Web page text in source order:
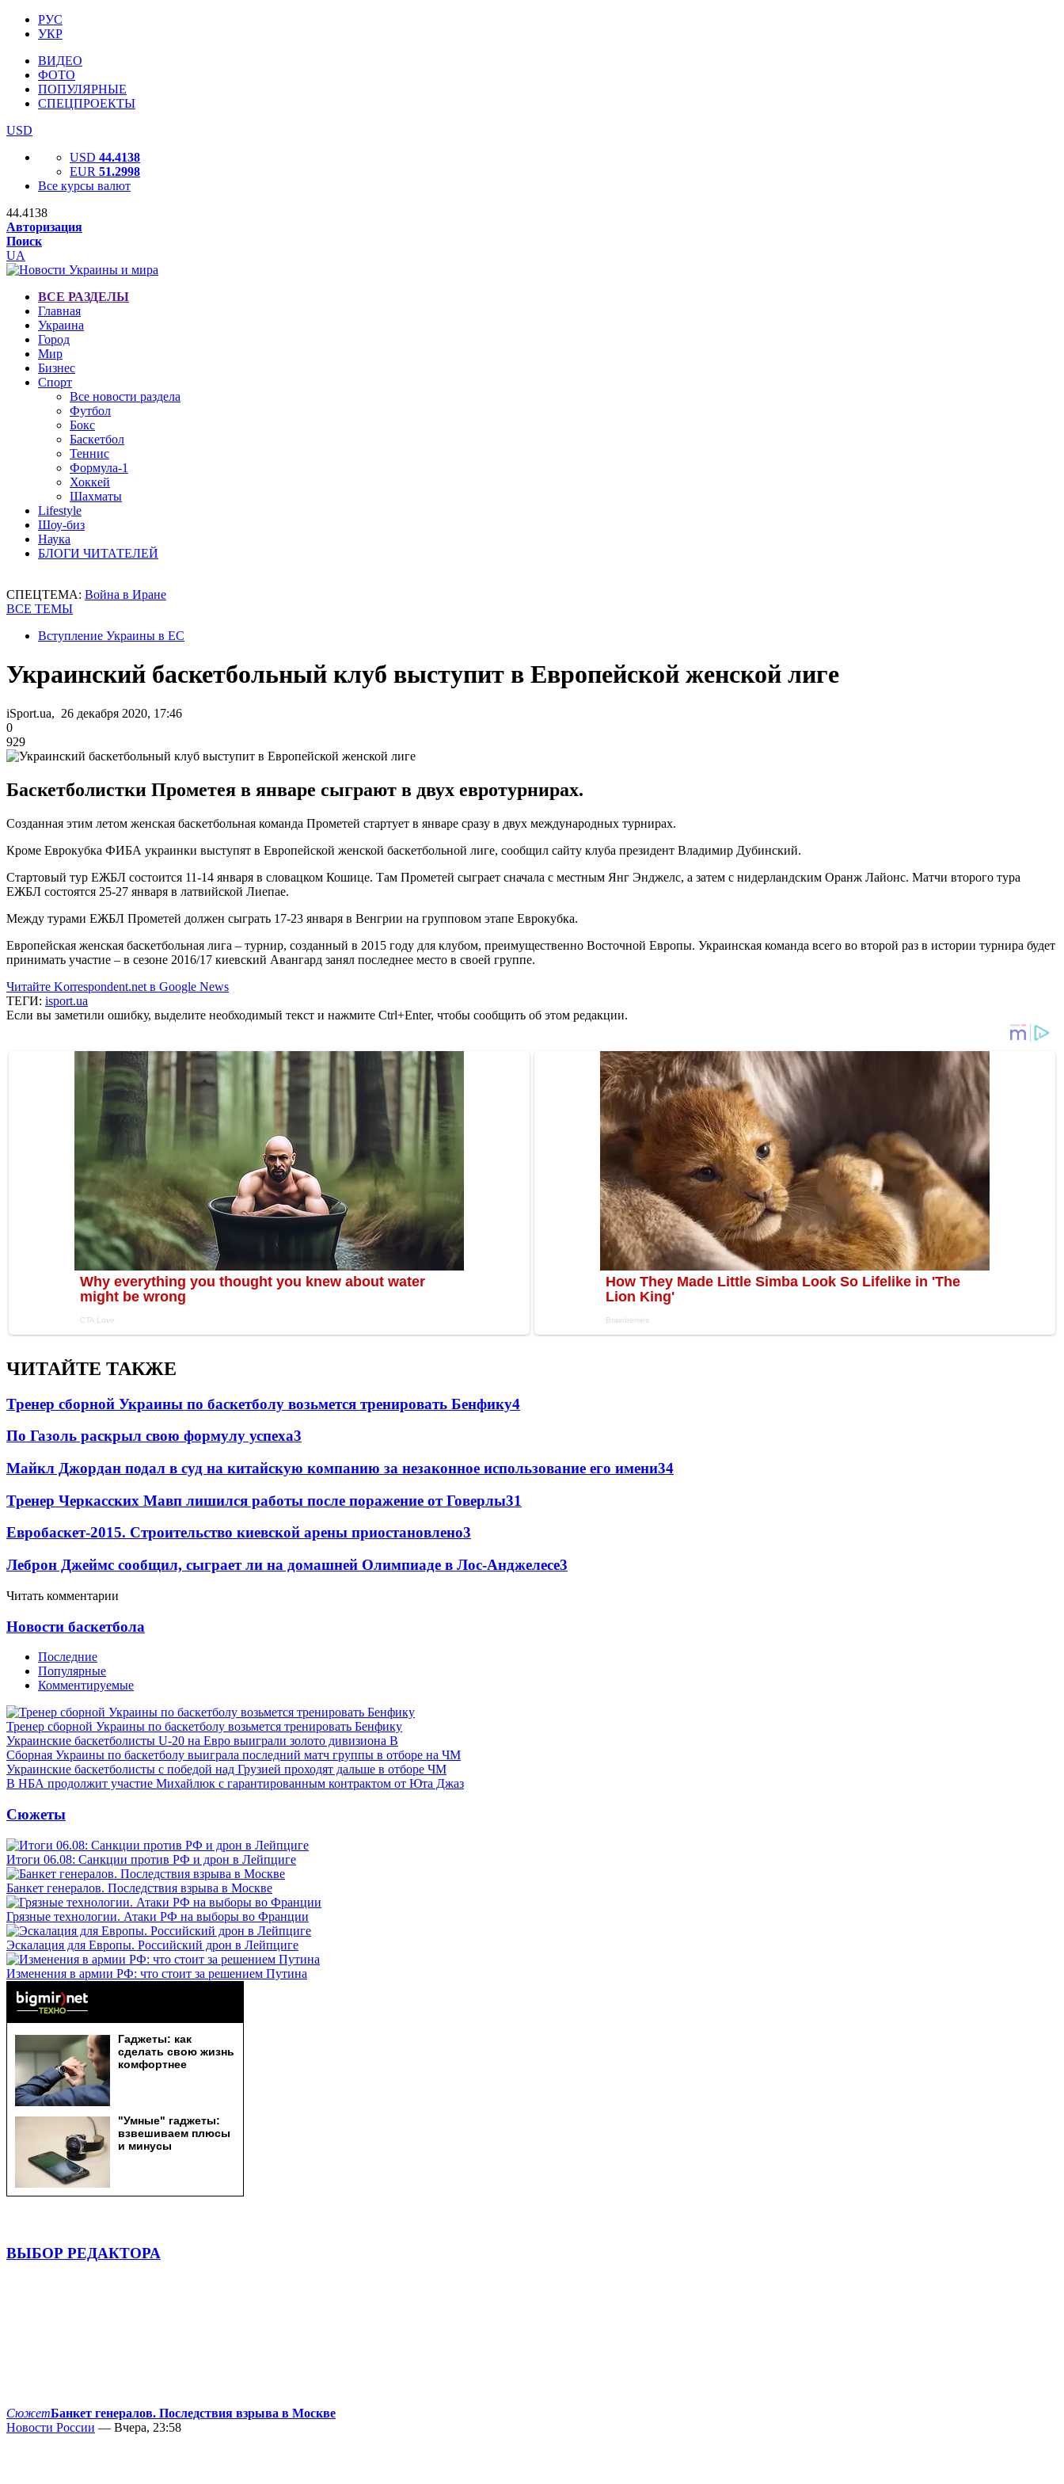
РУС
УКР
ВИДЕО
ФОТО
ПОПУЛЯРНЫЕ
СПЕЦПРОЕКТЫ
USD
USD 44.4138
EUR 51.2998
Все курсы валют
44.4138
Авторизация
Поиск
UA
ВСЕ РАЗДЕЛЫ
Главная
Украина
Город
Мир
Бизнес
Спорт
Все новости раздела
Футбол
Бокс
Баскетбол
Теннис
Формула-1
Хоккей
Шахматы
Lifestyle
Шоу-биз
Наука
БЛОГИ ЧИТАТЕЛЕЙ
СПЕЦТЕМА: Война в Иране
ВСЕ ТЕМЫ
Вступление Украины в ЕС
Украинский баскетбольный клуб выступит в Европейской женской лиге
iSport.ua, 26 декабря 2020, 17:46
0
929
Баскетболистки Прометея в январе сыграют в двух евротурнирах.
Созданная этим летом женская баскетбольная команда Прометей стартует в январе сразу в двух международных турнирах.
Кроме Еврокубка ФИБА украинки выступят в Европейской женской баскетбольной лиге, сообщил сайту клуба президент Владимир Дубинский.
Стартовый тур ЕЖБЛ состоится 11-14 января в словацком Кошице. Там Прометей сыграет сначала с местным Янг Энджелс, а затем с нидерландским Оранж Лайонс. Матчи второго тура
ЕЖБЛ состоятся 25-27 января в латвийской Лиепае.
Между турами ЕЖБЛ Прометей должен сыграть 17-23 января в Венгрии на групповом этапе Еврокубка.
Европейская женская баскетбольная лига – турнир, созданный в 2015 году для клубом, преимущественно Восточной Европы. Украинская команда всего во второй раз в истории турнира будет
принимать участие – в сезоне 2016/17 киевский Авангард занял последнее место в своей группе.
Читайте Korrespondent.net в Google News
ТЕГИ: isport.ua
Если вы заметили ошибку, выделите необходимый текст и нажмите Ctrl+Enter, чтобы сообщить об этом редакции.
ЧИТАЙТЕ ТАКЖЕ
Тренер сборной Украины по баскетболу возьмется тренировать Бенфику4
По Газоль раскрыл свою формулу успеха3
Майкл Джордан подал в суд на китайскую компанию за незаконное использование его имени34
Тренер Черкасских Мавп лишился работы после поражение от Говерлы31
Евробаскет-2015. Строительство киевской арены приостановлено3
Леброн Джеймс сообщил, сыграет ли на домашней Олимпиаде в Лос-Анджелесе3
Читать комментарии
Новости баскетбола
Последние
Популярные
Комментируемые
Тренер сборной Украины по баскетболу возьмется тренировать Бенфику
Украинские баскетболисты U-20 на Евро выиграли золото дивизиона В
Сборная Украины по баскетболу выиграла последний матч группы в отборе на ЧМ
Украинские баскетболисты с победой над Грузией проходят дальше в отборе ЧМ
В НБА продолжит участие Михайлюк с гарантированным контрактом от Юта Джаз
Сюжеты
Итоги 06.08: Санкции против РФ и дрон в Лейпциге
Банкет генералов. Последствия взрыва в Москве
Грязные технологии. Атаки РФ на выборы во Франции
Эскалация для Европы. Российский дрон в Лейпциге
Изменения в армии РФ: что стоит за решением Путина
ВЫБОР РЕДАКТОРА
СюжетБанкет генералов. Последствия взрыва в Москве
Новости России — Вчера, 23:58